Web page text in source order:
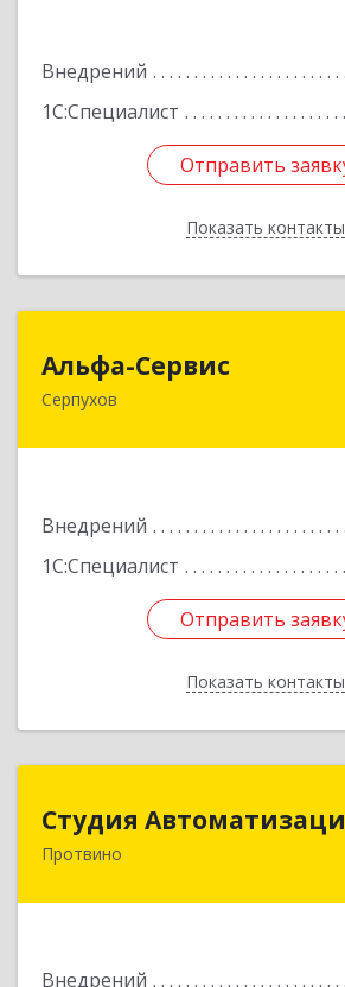
Внедрений
1С:Специалист
Отправить
Показать контакты
Отправить
Назад
Альфа-Сервис
Серпухов
Внедрений
1С:Специалист
Отправить
Показать контакты
Отправить
Назад
Студия
Протвино
Внедрений
142281, Московская обл,